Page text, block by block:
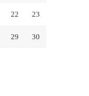
22 23
29 30